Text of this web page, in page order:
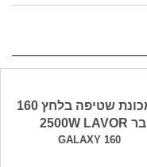
מכונת שטיפה בלחץ 160
בר 2500W LAVOR
GALAXY 160